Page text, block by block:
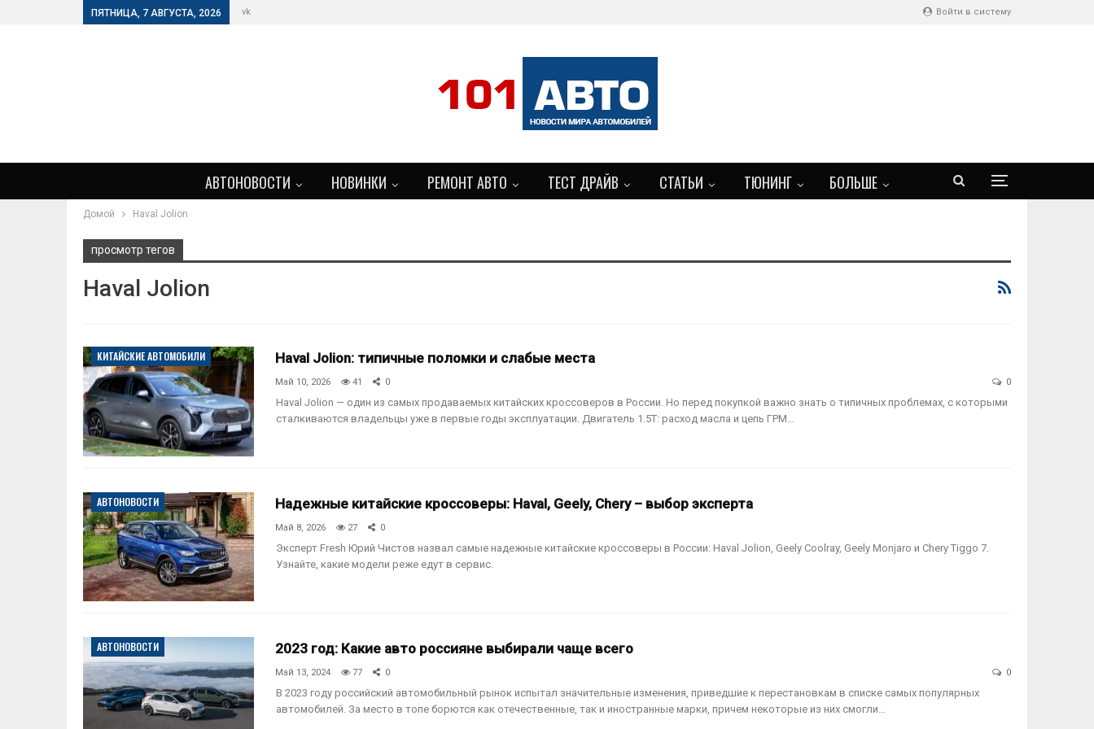
Войти в систему
ПЯТНИЦА, 7 АВГУСТА, 2026 vk
АВТОНОВОСТИ НОВИНКИ РЕМОНТ АВТО ТЕСТ ДРАЙВ СТАТЬИ ТЮНИНГ БОЛЬШЕ
Домой Haval Jolion
просмотр тегов
Haval Jolion
КИТАЙСКИЕ АВТОМОБИЛИ Haval Jolion: типичные поломки и слабые места
Май 10, 2026 41 0 0
Haval Jolion — один из самых продаваемых китайских кроссоверов в России. Но перед покупкой важно знать о типичных проблемах, с которыми
сталкиваются владельцы уже в первые годы эксплуатации. Двигатель 1.5T: расход масла и цепь ГРМ…
АВТОНОВОСТИ Надежные китайские кроссоверы: Haval, Geely, Chery – выбор эксперта
Май 8, 2026 27 0
Эксперт Fresh Юрий Чистов назвал самые надежные китайские кроссоверы в России: Haval Jolion, Geely Coolray, Geely Monjaro и Chery Tiggo 7.
Узнайте, какие модели реже едут в сервис.
АВТОНОВОСТИ 2023 год: Какие авто россияне выбирали чаще всего
Май 13, 2024 77 0 0
В 2023 году российский автомобильный рынок испытал значительные изменения, приведшие к перестановкам в списке самых популярных
автомобилей. За место в топе борются как отечественные, так и иностранные марки, причем некоторые из них смогли…